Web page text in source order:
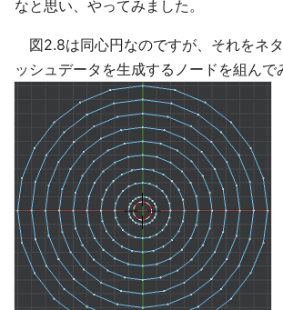
なと思い、やってみました。
図2.8は同心円なのですが、それをネ
ッシュデータを生成するノードを組んで